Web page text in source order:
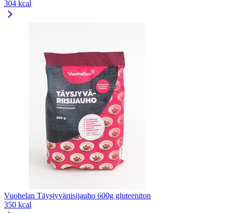
304 kcal
Vuohelan Täysjyväriisijauho 600g gluteeniton
350 kcal